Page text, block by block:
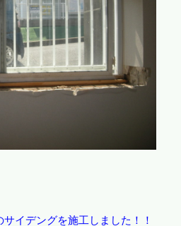
イデングを施工しました！！